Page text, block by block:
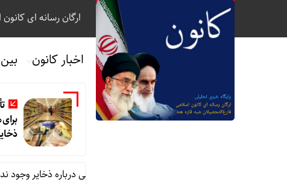
ارگان رسانه ای
اخبار کانون
تأمین کالاهای اساسی برای ماه‌ها؛ نگرانی درباره ذخایر وجود ندارد